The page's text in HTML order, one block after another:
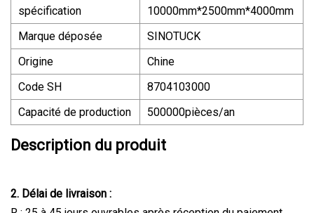
spécification
10000mm*2500mm*4000mm
Marque déposée
SINOTUCK
Origine
Chine
Code SH
8704103000
Capacité de production
500000pièces/an
Description du produit
2. Délai de livraison :